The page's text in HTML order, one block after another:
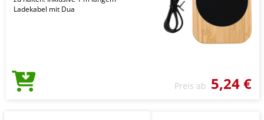
Ladekabel mit Dua
Preis ab 5,24 €